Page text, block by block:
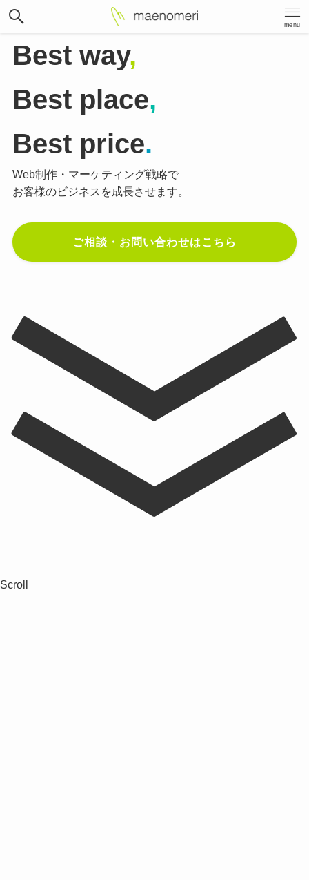
menu
Best way,
Best place,
Best price.
Web制作・マーケティング戦略で
お客様のビジネスを成長させます。
ご相談・お問い合わせはこちら
Scroll